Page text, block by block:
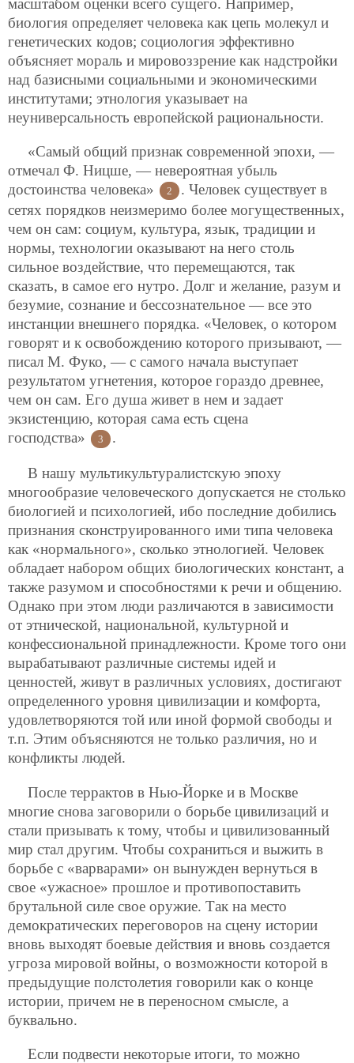
масштабом оценки всего сущего. Например,
биология определяет человека как цепь молекул и
генетических кодов; социология эффективно
объясняет мораль и мировоззрение как надстройки
над базисными социальными и экономическими
институтами; этнология указывает на
неуниверсальность европейской рациональности.
«Самый общий признак современной эпохи, —
отмечал Ф. Ницше, — невероятная убыль
достоинства человека»
2
. Человек существует в
сетях порядков неизмеримо более могущественных,
чем он сам: социум, культура, язык, традиции и
нормы, технологии оказывают на него столь
сильное воздействие, что перемещаются, так
сказать, в самое его нутро. Долг и желание, разум и
безумие, сознание и бессознательное — все это
инстанции внешнего порядка. «Человек, о котором
говорят и к освобождению которого призывают, —
писал М. Фуко, — с самого начала выступает
результатом угнетения, которое гораздо древнее,
чем он сам. Его душа живет в нем и задает
экзистенцию, которая сама есть сцена
господства»
3 .
В нашу мультикультуралистскую эпоху
многообразие человеческого допускается не столько
биологией и психологией, ибо последние добились
признания сконструированного ими типа человека
как «нормального», сколько этнологией. Человек
обладает набором общих биологических констант, а
также разумом и способностями к речи и общению.
Однако при этом люди различаются в зависимости
от этнической, национальной, культурной и
конфессиональной принадлежности. Кроме того они
вырабатывают различные системы идей и
ценностей, живут в различных условиях, достигают
определенного уровня цивилизации и комфорта,
удовлетворяются той или иной формой свободы и
т.п. Этим объясняются не только различия, но и
конфликты людей.
После террактов в Нью-Йорке и в Москве
многие снова заговорили о борьбе цивилизаций и
стали призывать к тому, чтобы и цивилизованный
мир стал другим. Чтобы сохраниться и выжить в
борьбе с «варварами» он вынужден вернуться в
свое «ужасное» прошлое и противопоставить
брутальной силе свое оружие. Так на место
демократических переговоров на сцену истории
вновь выходят боевые действия и вновь создается
угроза мировой войны, о возможности которой в
предыдущие полстолетия говорили как о конце
истории, причем не в переносном смысле, а
буквально.
Если подвести некоторые итоги, то можно